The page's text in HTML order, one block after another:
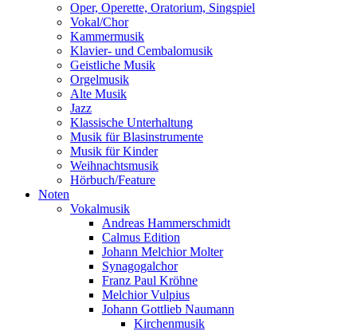
Oper, Operette, Oratorium, Singspiel
Vokal/Chor
Kammermusik
Klavier- und Cembalomusik
Geistliche Musik
Orgelmusik
Alte Musik
Jazz
Klassische Unterhaltung
Musik für Blasinstrumente
Musik für Kinder
Weihnachtsmusik
Hörbuch/Feature
Noten
Vokalmusik
Andreas Hammerschmidt
Calmus Edition
Johann Melchior Molter
Synagogalchor
Franz Paul Kröhne
Melchior Vulpius
Johann Gottlieb Naumann
Kirchenmusik